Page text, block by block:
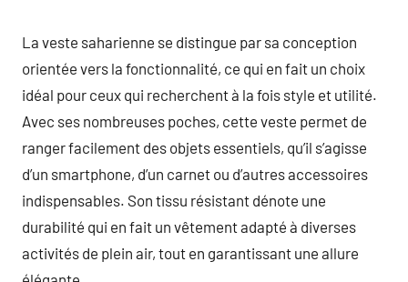
La veste saharienne se distingue par sa conception
orientée vers la fonctionnalité, ce qui en fait un choix
idéal pour ceux qui recherchent à la fois style et utilité.
Avec ses nombreuses poches, cette veste permet de
ranger facilement des objets essentiels, qu’il s’agisse
d’un smartphone, d’un carnet ou d’autres accessoires
indispensables. Son tissu résistant dénote une
durabilité qui en fait un vêtement adapté à diverses
activités de plein air, tout en garantissant une allure